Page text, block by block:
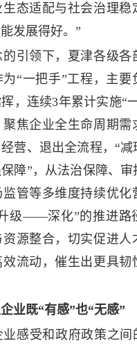
态适配与社会治理稳
发展得好。”
领下，夏津各级各
“一把手”工程，主要
，连续3年累计实施“
焦企业全生命周期需
营、退出全流程，“
障”，从法治保障、审
管等多维度持续优化
级——深化”的推进路
源整合，切实促进人
流动，催生出更具韧
业既“有感”也“无感”
受和政府政策之间